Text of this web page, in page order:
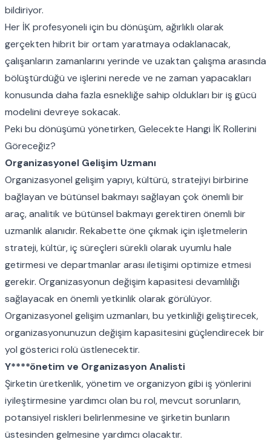
bildiriyor.
Her İK profesyoneli için bu dönüşüm, ağırlıklı olarak
gerçekten hibrit bir ortam yaratmaya odaklanacak,
çalışanların zamanlarını yerinde ve uzaktan çalışma arasında
bölüştürdüğü ve işlerini nerede ve ne zaman yapacakları
konusunda daha fazla esnekliğe sahip oldukları bir iş gücü
modelini devreye sokacak.
Peki bu dönüşümü yönetirken, Gelecekte Hangi İK Rollerini
Göreceğiz?
Organizasyonel Gelişim Uzmanı
Organizasyonel gelişim yapıyı, kültürü, stratejiyi birbirine
bağlayan ve bütünsel bakmayı sağlayan çok önemli bir
araç, analitik ve bütünsel bakmayı gerektiren önemli bir
uzmanlık alanıdır. Rekabette öne çıkmak için işletmelerin
strateji, kültür, iç süreçleri sürekli olarak uyumlu hale
getirmesi ve departmanlar arası iletişimi optimize etmesi
gerekir. Organizasyonun değişim kapasitesi devamlılığı
sağlayacak en önemli yetkinlik olarak görülüyor.
Organizasyonel gelişim uzmanları, bu yetkinliği geliştirecek,
organizasyonunuzun değişim kapasitesini güçlendirecek bir
yol gösterici rolü üstlenecektir.
Y****önetim ve Organizasyon Analisti
Şirketin üretkenlik, yönetim ve organizyon gibi iş yönlerini
iyileştirmesine yardımcı olan bu rol, mevcut sorunların,
potansiyel riskleri belirlenmesine ve şirketin bunların
üstesinden gelmesine yardımcı olacaktır.